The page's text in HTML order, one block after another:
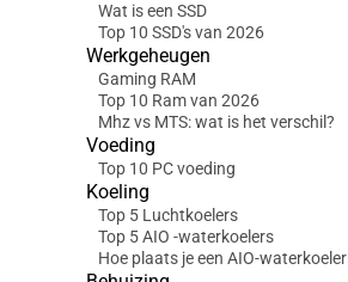
Wat is een SSD
Top 10 SSD's van 2026
Werkgeheugen
Gaming RAM
Top 10 Ram van 2026
Mhz vs MTS: wat is het verschil?
Voeding
Top 10 PC voeding
Koeling
Top 5 Luchtkoelers
Top 5 AIO -waterkoelers
Hoe plaats je een AIO-waterkoeler